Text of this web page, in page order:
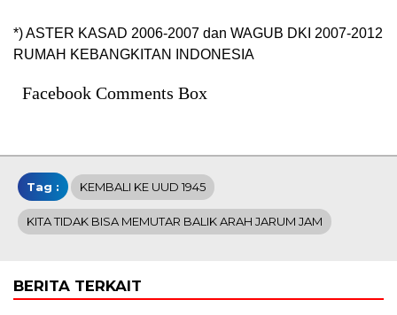
*) ASTER KASAD 2006-2007 dan WAGUB DKI 2007-2012
RUMAH KEBANGKITAN INDONESIA
Facebook Comments Box
Tag : KEMBALI KE UUD 1945
KITA TIDAK BISA MEMUTAR BALIK ARAH JARUM JAM
BERITA TERKAIT